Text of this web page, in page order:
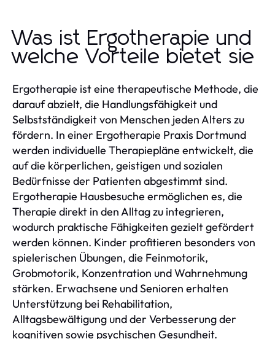
Was ist Ergotherapie und
welche Vorteile bietet sie
Ergotherapie ist eine therapeutische Methode, die
darauf abzielt, die Handlungsfähigkeit und
Selbstständigkeit von Menschen jeden Alters zu
fördern. In einer Ergotherapie Praxis Dortmund
werden individuelle Therapiepläne entwickelt, die
auf die körperlichen, geistigen und sozialen
Bedürfnisse der Patienten abgestimmt sind.
Ergotherapie Hausbesuche ermöglichen es, die
Therapie direkt in den Alltag zu integrieren,
wodurch praktische Fähigkeiten gezielt gefördert
werden können. Kinder profitieren besonders von
spielerischen Übungen, die Feinmotorik,
Grobmotorik, Konzentration und Wahrnehmung
stärken. Erwachsene und Senioren erhalten
Unterstützung bei Rehabilitation,
Alltagsbewältigung und der Verbesserung der
kognitiven sowie psychischen Gesundheit.